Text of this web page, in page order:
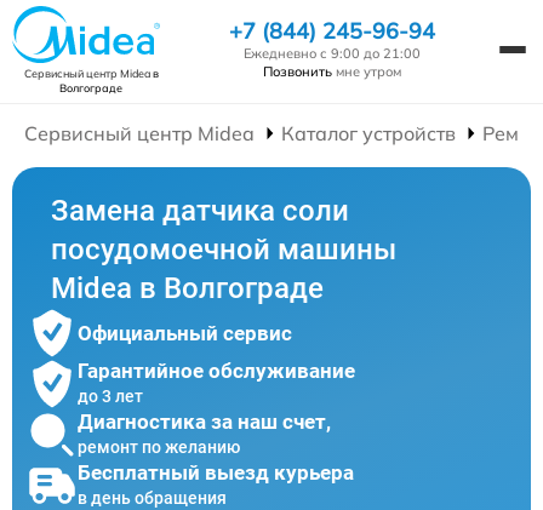
Сервисный центр Mideaв
Волгограде
+7 (844) 245-96-94
Ежедневно с 9:00 до 21:00
Позвонить мне утром
Сервисный центр Midea Каталог устройств
Замена датчика соли
посудомоечной машины
Midea в Волгограде
Официальный сервис
Гарантийное обслуживание
до 3 лет
Диагностика за наш счет,
ремонт по желанию
Бесплатный выезд курьера
в день обращения